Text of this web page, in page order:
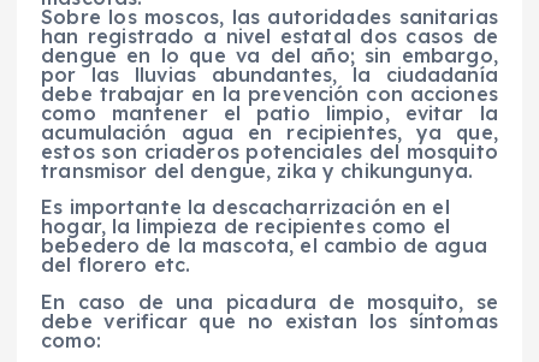
Sobre los moscos, las autoridades sanitarias
han registrado a nivel estatal dos casos de
dengue en lo que va del año; sin embargo,
por las lluvias abundantes, la ciudadanía
debe trabajar en la prevención con acciones
como mantener el patio limpio, evitar la
acumulación agua en recipientes, ya que,
estos son criaderos potenciales del mosquito
transmisor del dengue, zika y chikungunya.
Es importante la descacharrización en el
hogar, la limpieza de recipientes como el
bebedero de la mascota, el cambio de agua
del florero etc.
En caso de una picadura de mosquito, se
debe verificar que no existan los síntomas
como: